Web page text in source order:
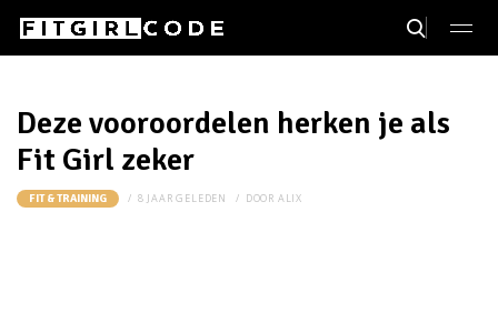
Deze vooroordelen herken je als
Fit Girl zeker
FIT & TRAINING 8 JAAR GELEDEN DOOR ALIX